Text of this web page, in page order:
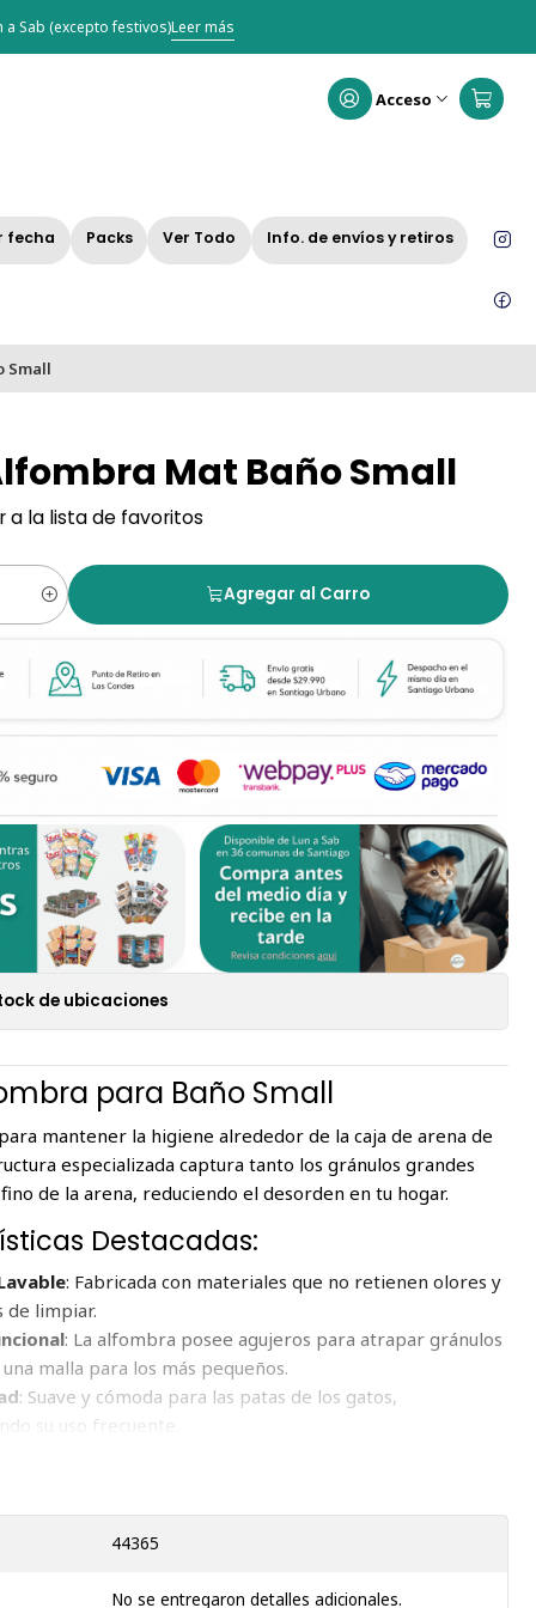
Acceso
fecha Packs Ver Todo Info. de envíos y retiros
a Sab (excepto festivos)Leer más
Small
Mat Baño Small
a la lista de favoritos
Agregar al Carro
de ubicaciones
para Baño Small
mantener la higiene alrededor de la caja de arena de
especializada captura tanto los gránulos grandes
de la arena, reduciendo el desorden en tu hogar.
Destacadas:
: Fabricada con materiales que no retienen olores y
de limpiar.
: La alfombra posee agujeros para atrapar gránulos
malla para los más pequeños.
: Suave y cómoda para las patas de los gatos,
su uso frecuente.
de Uso:
: Sacude la alfombra al aire libre para eliminar la arena
antes de volver a usarla.
44365
No se entregaron detalles adicionales.